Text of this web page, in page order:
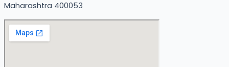
Maharashtra 400053